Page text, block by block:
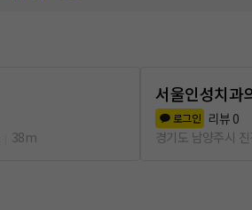
38m
서울인성치과
로그인 리뷰 0
경기도 남양주시